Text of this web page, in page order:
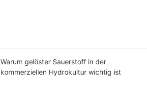
Warum gelöster Sauerstoff in der
kommerziellen Hydrokultur wichtig ist